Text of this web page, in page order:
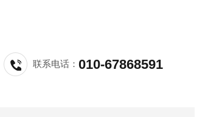
联系电话：010-67868591